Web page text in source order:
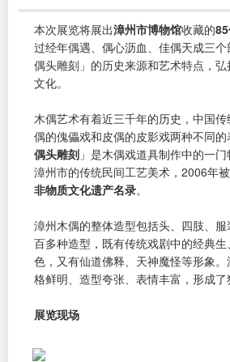
本次展览将展出漳州市博物馆收藏的
过经年偶遇、偶心沥血、佳偶天成三
偶头雕刻」的历史来源和艺术特点，
文化。
木偶艺术有着近三千年的历史，中国
偶的傀儡戏和皮偶的皮影戏两种不同
偶头雕刻 」是木偶戏道具制作中的一
漳州市的传统民间工艺美术，2006年
非物质文化遗产名录。
漳州木偶的整体造型包括头、四肢、
百多种造型，既有传统戏剧中的经典
色，又有仙道佛释、天神魔怪等形象
格鲜明、造型夸张、表情丰富，形成了
展览现场